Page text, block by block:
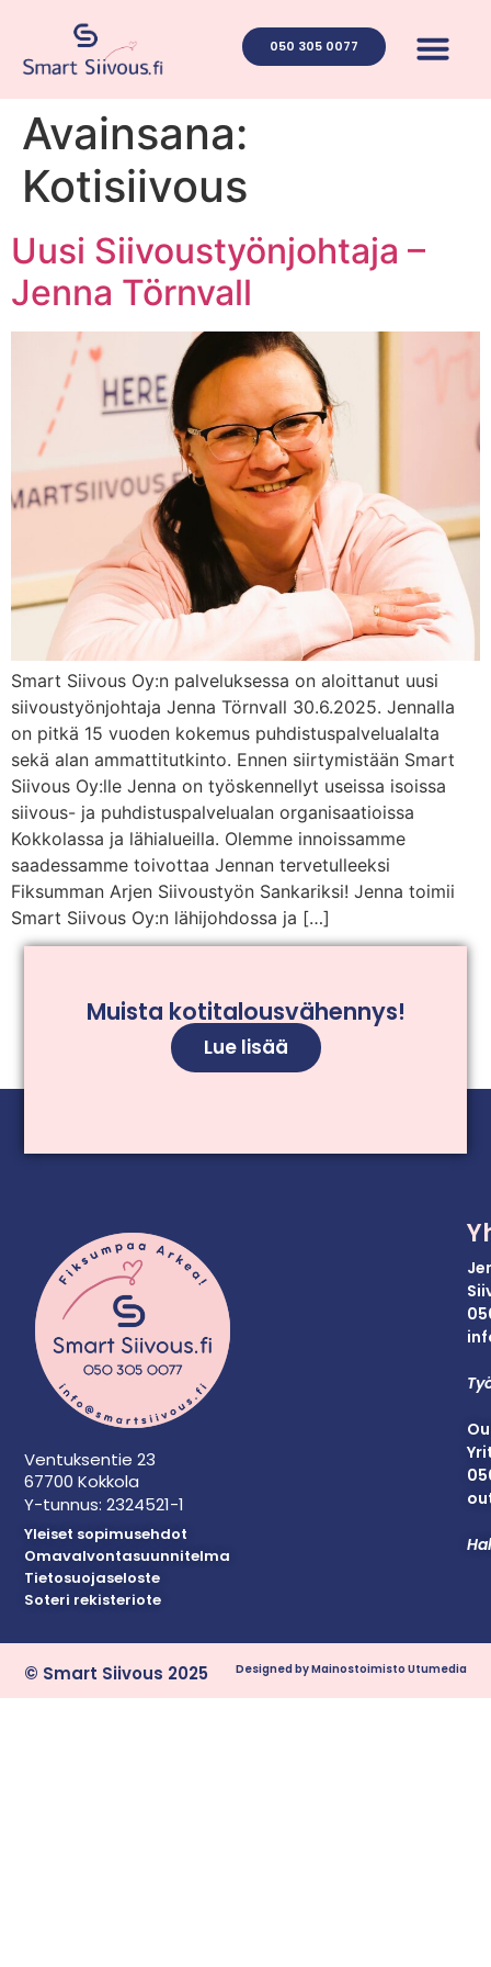
050 305 0077
Avainsana:
Kotisiivous
Uusi Siivoustyönjohtaja –
Jenna Törnvall
Smart Siivous Oy:n palveluksessa on aloittanut uusi
siivoustyönjohtaja Jenna Törnvall 30.6.2025. Jennalla
on pitkä 15 vuoden kokemus puhdistuspalvelualalta
sekä alan ammattitutkinto. Ennen siirtymistään Smart
Siivous Oy:lle Jenna on työskennellyt useissa isoissa
siivous- ja puhdistuspalvelualan organisaatioissa
Kokkolassa ja lähialueilla. Olemme innoissamme
saadessamme toivottaa Jennan tervetulleeksi
Fiksumman Arjen Siivoustyön Sankariksi! Jenna toimii
Smart Siivous Oy:n lähijohdossa ja […]
Muista kotitalousvähennys!
Lue lisää
Ventuksentie 23
67700 Kokkola
Y-tunnus: 2324521-1
Yleiset sopimusehdot
Omavalvontasuunnitelma
Tietosuojaseloste
Soteri rekisteriote
© Smart Siivous 2025 Designed by Mainostoimisto Utumedia